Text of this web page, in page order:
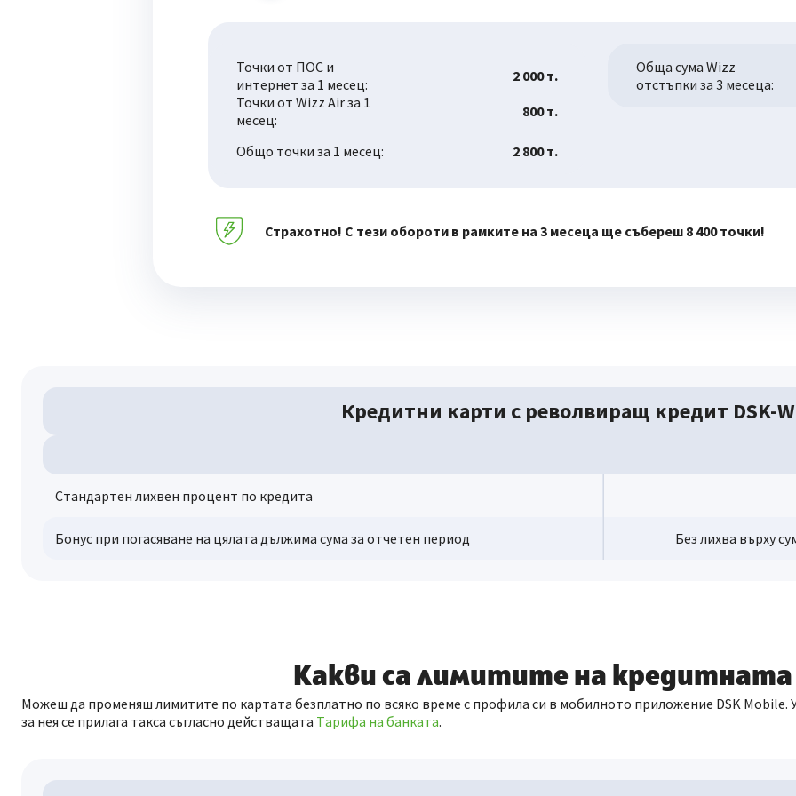
Точки от ПОС и
интернет за 1 месец:
2 000т.
Точки от Wizz Air за 1
месец:
800т.
Общо точки за 1 месец: 2 800т.
Обща сума Wizz
отстъпки за 3 месеца:
Страхотно! С тези обороти в рамките на 3 месеца ще събереш 8 400точки!
Кредитни карти с револвиращ кредит DSK-
Стандартен лихвен процент по кредита
Бонус при погасяване на цялата дължима сума за отчетен период Без лихва върху
Какви са лимитите на
Можеш да променяш лимитите по картата безплатно по всяко време с профила си в мобилното приложение DSK Mobile.
за нея се прилага такса съгласно действащата Tарифа на банката.